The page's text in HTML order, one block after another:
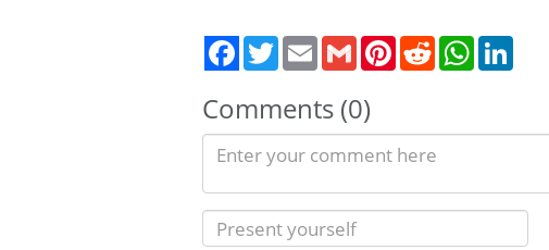
TwitterEmail Gmail PinterestRedditWhatsApp
Comments (0)